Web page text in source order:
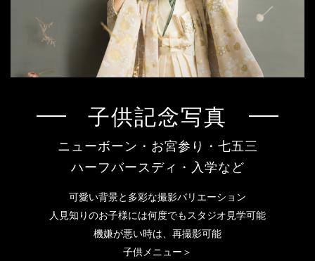
子供記念写真
ニューボーン・お宮参り・七五三
ハーフバースディ・入学など
可愛い背景と多彩な撮影バリエーション
人見知りのお子様には何度でもスタジオ見学可能
機嫌が悪い時は、再撮影可能
子供メニュー＞